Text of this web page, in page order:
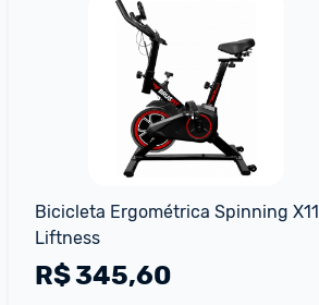
Bicicleta Ergométrica Spinning X11
Liftness
R$345,60